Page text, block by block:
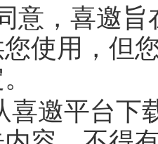
意，喜邀
使用，但
喜邀平台